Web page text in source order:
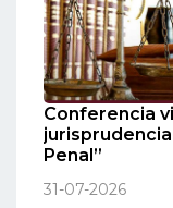
Conferencia
Penal”
31-07-2026